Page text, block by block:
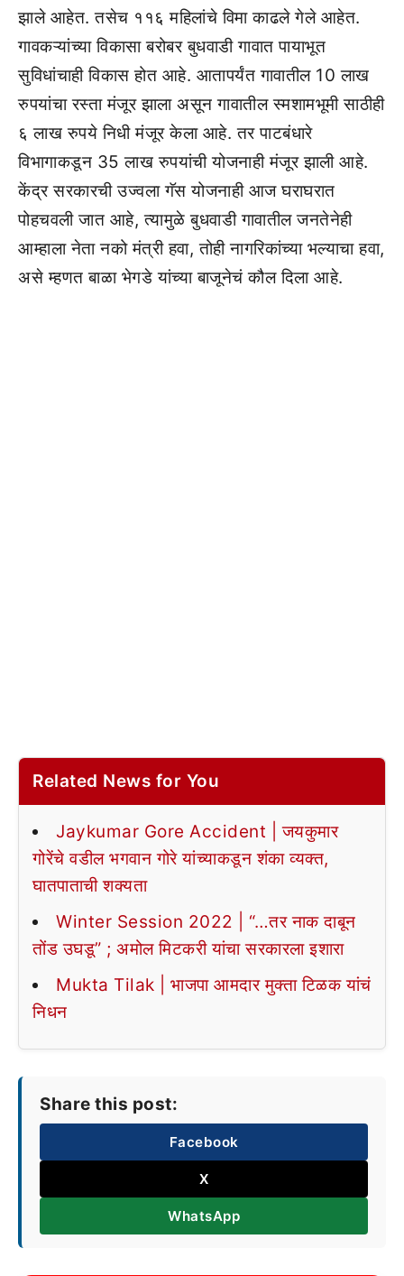
झाले आहेत. तसेच ११६ महिलांचे विमा काढले गेले आहेत.
गावकऱ्यांच्या विकासा बरोबर बुधवाडी गावात पायाभूत
सुविधांचाही विकास होत आहे. आतापर्यंत गावातील 10 लाख
रुपयांचा रस्ता मंजूर झाला असून गावातील स्मशामभूमी साठीही
६ लाख रुपये निधी मंजूर केला आहे. तर पाटबंधारे
विभागाकडून 35 लाख रुपयांची योजनाही मंजूर झाली आहे.
केंद्र सरकारची उज्वला गॅस योजनाही आज घराघरात
पोहचवली जात आहे, त्यामुळे बुधवाडी गावातील जनतेनेही
आम्हाला नेता नको मंत्री हवा, तोही नागरिकांच्या भल्याचा हवा,
असे म्हणत बाळा भेगडे यांच्या बाजूनेचं कौल दिला आहे.
Related News for You
Jaykumar Gore Accident | जयकुमार
गोरेंचे वडील भगवान गोरे यांच्याकडून शंका व्यक्त,
घातपाताची शक्यता
Winter Session 2022 | “…तर नाक दाबून
तोंड उघडू” ; अमोल मिटकरी यांचा सरकारला इशारा
Mukta Tilak | भाजपा आमदार मुक्ता टिळक यांचं
निधन
Share this post:
Facebook
X
WhatsApp